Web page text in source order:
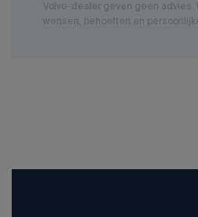
Volvo-dealer geven geen advies.
wensen, behoeften en